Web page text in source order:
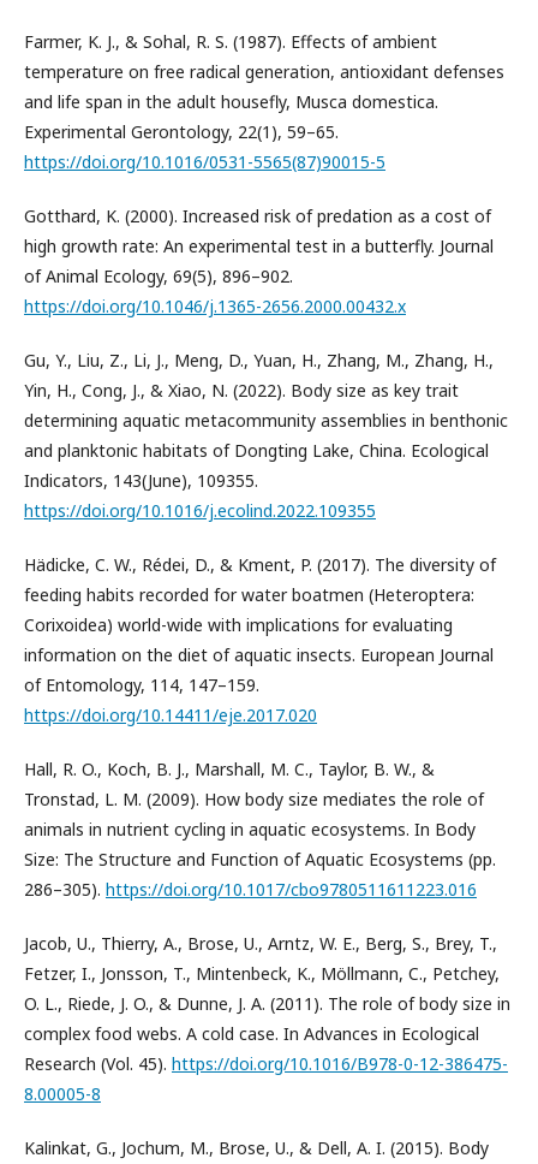
Farmer, K. J., & Sohal, R. S. (1987). Effects of ambient
temperature on free radical generation, antioxidant defenses
and life span in the adult housefly, Musca domestica.
Experimental Gerontology, 22(1), 59–65.
https://doi.org/10.1016/0531-5565(87)90015-5
Gotthard, K. (2000). Increased risk of predation as a cost of
high growth rate: An experimental test in a butterfly. Journal
of Animal Ecology, 69(5), 896–902.
https://doi.org/10.1046/j.1365-2656.2000.00432.x
Gu, Y., Liu, Z., Li, J., Meng, D., Yuan, H., Zhang, M., Zhang, H.,
Yin, H., Cong, J., & Xiao, N. (2022). Body size as key trait
determining aquatic metacommunity assemblies in benthonic
and planktonic habitats of Dongting Lake, China. Ecological
Indicators, 143(June), 109355.
https://doi.org/10.1016/j.ecolind.2022.109355
Hädicke, C. W., Rédei, D., & Kment, P. (2017). The diversity of
feeding habits recorded for water boatmen (Heteroptera:
Corixoidea) world-wide with implications for evaluating
information on the diet of aquatic insects. European Journal
of Entomology, 114, 147–159.
https://doi.org/10.14411/eje.2017.020
Hall, R. O., Koch, B. J., Marshall, M. C., Taylor, B. W., &
Tronstad, L. M. (2009). How body size mediates the role of
animals in nutrient cycling in aquatic ecosystems. In Body
Size: The Structure and Function of Aquatic Ecosystems (pp.
286–305). https://doi.org/10.1017/cbo9780511611223.016
Jacob, U., Thierry, A., Brose, U., Arntz, W. E., Berg, S., Brey, T.,
Fetzer, I., Jonsson, T., Mintenbeck, K., Möllmann, C., Petchey,
O. L., Riede, J. O., & Dunne, J. A. (2011). The role of body size in
complex food webs. A cold case. In Advances in Ecological
Research (Vol. 45). https://doi.org/10.1016/B978-0-12-386475-
8.00005-8
Kalinkat, G., Jochum, M., Brose, U., & Dell, A. I. (2015). Body